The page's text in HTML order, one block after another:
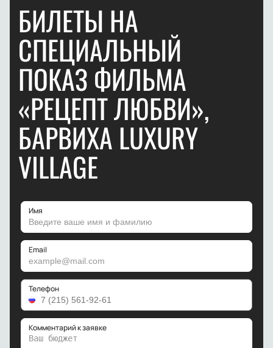
БИЛЕТЫ НА
СПЕЦИАЛЬНЫЙ
ПОКАЗ ФИЛЬМА
«РЕЦЕПТ ЛЮБВИ»,
БАРВИХА LUXURY
VILLAGE
Имя
Email
Телефон
Комментарий к заявке